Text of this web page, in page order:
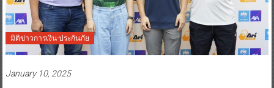
มิติข่าวการเงิน-ประกันภัย
January 10, 2025